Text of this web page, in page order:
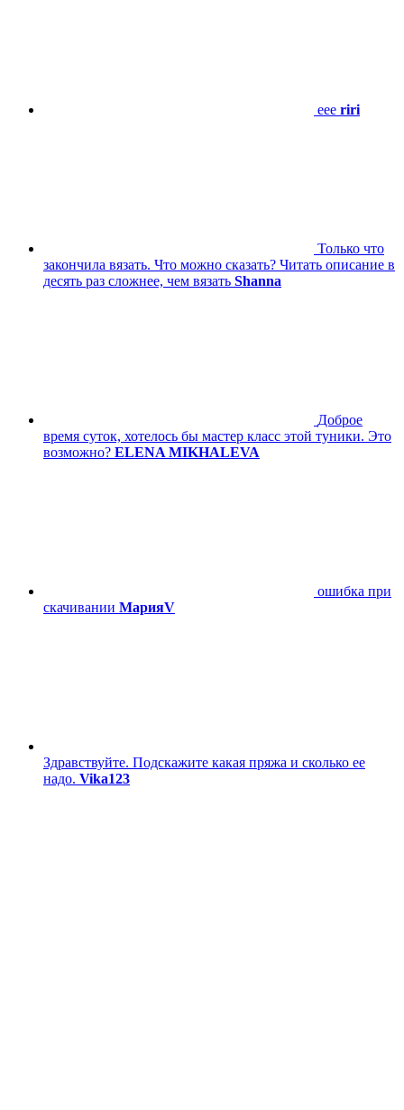
eee riri
Только что
закончила вязать. Что можно сказать? Читать описание в
десять раз сложнее, чем вязать Shanna
Доброе
время суток, хотелось бы мастер класс этой туники. Это
возможно? ELENA MIKHALEVA
ошибка при
скачивании МарияV
Здравствуйте. Подскажите какая пряжа и сколько ее
надо. Vika123